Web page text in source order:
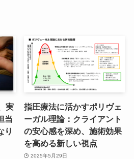
実
当
り
指圧療法に活かすポリヴェ
ーガル理論：クライアント
の安心感を深め、施術効果
を高める新しい視点
2025年5月29日